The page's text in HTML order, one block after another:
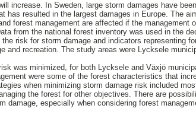
increase. In Sweden, large storm damages have
has resulted in the largest damages in Europe. The
forest management are affected if the management
from the national forest inventory was used in the
risk for storm damage and indicators representing
and recreation. The study areas were Lycksele
was minimized, for both Lycksele and Växjö
were some of the forest characteristics that
when minimizing storm damage risk included
the forest for other objectives. There are
damage, especially when considering forest